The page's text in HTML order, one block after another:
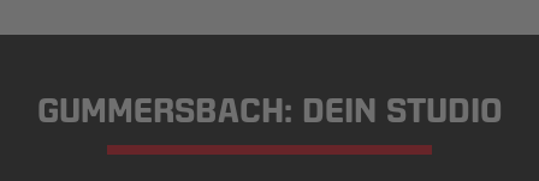
GUMMERSBACH: DEIN STUDIO